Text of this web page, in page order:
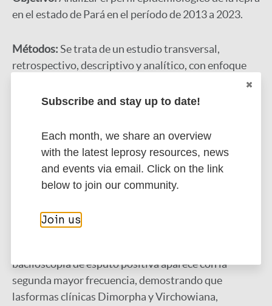
en el estado de Pará en el período de 2013 a 2023.
Métodos:Se trata de un estudio transversal,
retrospectivo, descriptivo y analítico, con enfoque
DATASUS.
Resultados:Se analizaron 32.542 casos de la
enfermedad. La prevalencia de casos de lepra
notificados fue (aproximadamente 35/100.000
habitantes). Se encontró quelos afectados por la
edades entre 20 y 49 años y con educación primaria
incompleta. El porcentaje de baciloscopia muestra
baciloscopia de esputo positiva aparece con la
segunda mayor frecuencia, demostrando que
lasformas clínicas Dimorpha y Virchowiana,
Subscribe and stay up to date!
Each month, we share an overview
with the latest leprosy resources, news
and events via email. Click on the link
below to join our community.
Join us